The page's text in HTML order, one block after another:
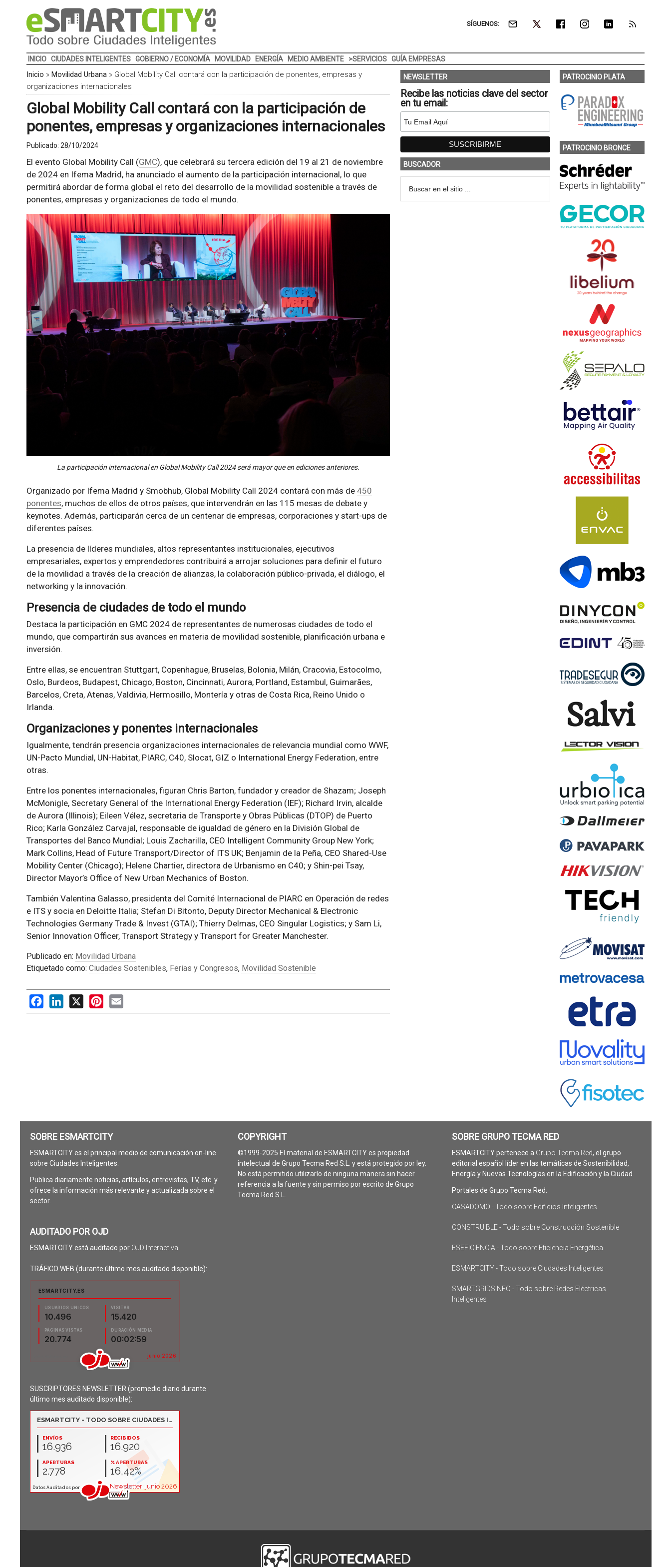
SÍGUENOS:
INICIO CIUDADES INTELIGENTES GOBIERNO / ECONOMÍA MOVILIDAD ENERGÍA MEDIO AMBIENTE >SERVICIOS GUÍA EMPRESAS
Inicio » Movilidad Urbana» Global Mobility Call contará con la participación de ponentes, empresas y
organizaciones internacionales
Global Mobility Call contará con la participación de
ponentes, empresas y organizaciones internacionales
Publicado: 28/10/2024
El evento Global Mobility Call (GMC), que celebrará su tercera edición del 19 al 21 de noviembre
de 2024 en Ifema Madrid, ha anunciado el aumento de la participación internacional, lo que
permitirá abordar de forma global el reto del desarrollo de la movilidad sostenible a través de
ponentes, empresas y organizaciones de todo el mundo.
La participación internacional en Global Mobility Call 2024 será mayor que en ediciones anteriores.
Organizado por Ifema Madrid y Smobhub, Global Mobility Call 2024 contará con más de 450
ponentes, muchos de ellos de otros países, que intervendrán en las 115 mesas de debate y
keynotes. Además, participarán cerca de un centenar de empresas, corporaciones y start-ups de
diferentes países.
La presencia de líderes mundiales, altos representantes institucionales, ejecutivos
empresariales, expertos y emprendedores contribuirá a arrojar soluciones para definir el futuro
de la movilidad a través de la creación de alianzas, la colaboración público-privada, el diálogo, el
networking y la innovación.
Presencia de ciudades de todo el mundo
Destaca la participación en GMC 2024 de representantes de numerosas ciudades de todo el
mundo, que compartirán sus avances en materia de movilidad sostenible, planificación urbana e
inversión.
Entre ellas, se encuentran Stuttgart, Copenhague, Bruselas, Bolonia, Milán, Cracovia, Estocolmo,
Oslo, Burdeos, Budapest, Chicago, Boston, Cincinnati, Aurora, Portland, Estambul, Guimarães,
Barcelos, Creta, Atenas, Valdivia, Hermosillo, Montería y otras de Costa Rica, Reino Unido o
Irlanda.
Organizaciones y ponentes internacionales
Igualmente, tendrán presencia organizaciones internacionales de relevancia mundial como WWF,
UN-Pacto Mundial, UN-Habitat, PIARC, C40, Slocat, GIZ o International Energy Federation, entre
otras.
Entre los ponentes internacionales, figuran Chris Barton, fundador y creador de Shazam; Joseph
McMonigle, Secretary General of the International Energy Federation (IEF); Richard Irvin, alcalde
de Aurora (Illinois); Eileen Vélez, secretaria de Transporte y Obras Públicas (DTOP) de Puerto
Rico; Karla González Carvajal, responsable de igualdad de género en la División Global de
Transportes del Banco Mundial; Louis Zacharilla, CEO Intelligent Community Group New York;
Mark Collins, Head of Future Transport/Director of ITS UK; Benjamin de la Peña, CEO Shared-Use
Mobility Center (Chicago); Helene Chartier, directora de Urbanismo en C40; y Shin-pei Tsay,
Director Mayor’s Office of New Urban Mechanics of Boston.
También Valentina Galasso, presidenta del Comité Internacional de PIARC en Operación de redes
e ITS y socia en Deloitte Italia; Stefan Di Bitonto, Deputy Director Mechanical & Electronic
Technologies Germany Trade & Invest (GTAI); Thierry Delmas, CEO Singular Logistics; y Sam Li,
Senior Innovation Officer, Transport Strategy y Transport for Greater Manchester.
Publicado en: Movilidad Urbana
Etiquetado como: Ciudades Sostenibles, Ferias y Congresos, Movilidad Sostenible
FacebookLinkedIn
X PinterestEmail
NEWSLETTER
Recibe las noticias clave del sector
en tu email:
BUSCADOR
PATROCINIO PLATA
PATROCINIO BRONCE
SOBRE ESMARTCITY
ESMARTCITY es el principal medio de comunicación on-line
sobre Ciudades Inteligentes.
Publica diariamente noticias, artículos, entrevistas, TV, etc. y
ofrece la información más relevante y actualizada sobre el
sector.
AUDITADO POR OJD
ESMARTCITY está auditado por OJD Interactiva
TRÁFICO WEB (durante último mes auditado disponible):
SUSCRIPTORES NEWSLETTER (promedio diario durante
último mes auditado disponible):
COPYRIGHT
©1999-2025 El material de ESMARTCITY es propiedad
intelectual de Grupo Tecma Red S.L. y está protegido por ley.
No está permitido utilizarlo de ninguna manera sin hacer
referencia a la fuente y sin permiso por escrito de Grupo
Tecma Red S.L.
SOBRE GRUPO TECMA RED
ESMARTCITY pertenece a Grupo Tecma Red, el grupo
editorial español líder en las temáticas de Sostenibilidad,
Energía y Nuevas Tecnologías en la Edificación y la Ciudad.
Portales de Grupo Tecma Red:
CASADOMO - Todo sobre Edificios Inteligentes
CONSTRUIBLE - Todo sobre Construcción Sostenible
ESEFICIENCIA - Todo sobre Eficiencia Energética
ESMARTCITY - Todo sobre Ciudades Inteligentes
SMARTGRIDSINFO - Todo sobre Redes Eléctricas
Inteligentes